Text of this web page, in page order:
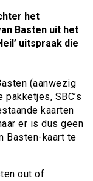
het
Basten uit het
uitspraak die
(aanwezig
SBC’s
kaarten
er is dus geen
Basten-kaart te
out of